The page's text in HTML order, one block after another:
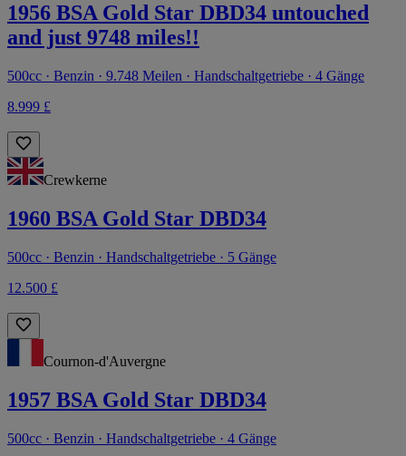
1956 BSA Gold Star DBD34 untouched
and just 9748 miles!!
500cc · Benzin · 9.748 Meilen · Handschaltgetriebe · 4 Gänge
8.999 £
Crewkerne
1960 BSA Gold Star DBD34
500cc · Benzin · Handschaltgetriebe · 5 Gänge
12.500 £
Cournon-d'Auvergne
1957 BSA Gold Star DBD34
500cc · Benzin · Handschaltgetriebe · 4 Gänge